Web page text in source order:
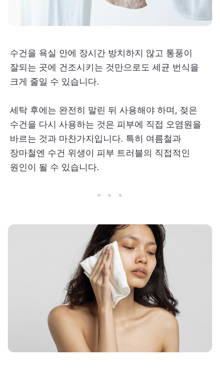
수건을 욕실 안에 장시간 방치하지 않고 통풍이
잘되는 곳에 건조시키는 것만으로도 세균 번식을
크게 줄일 수 있습니다.
세탁 후에는 완전히 말린 뒤 사용해야 하며, 젖은
수건을 다시 사용하는 것은 피부에 직접 오염원을
바르는 것과 마찬가지입니다. 특히 여름철과
장마철엔 수건 위생이 피부 트러블의 직접적인
원인이 될 수 있습니다.